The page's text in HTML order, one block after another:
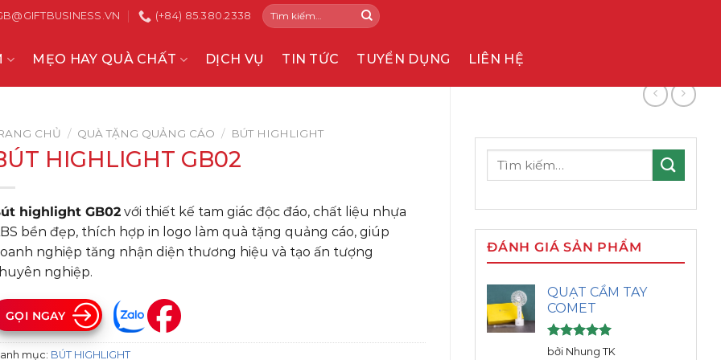
(+84) 85.380.2338
Tìm
kiếm:
MẸO HAY QUÀ CHẤT DỊCH VỤ TIN TỨC TUYỂN DỤNG LIÊN HỆ
Tìm
ĐÁNH GIÁ SẢN PHẨM
QUẠT CẦM TAY
COMET
Được xếp
bởi Nhung TK
CHỦ / QUÀ TẶNG QUẢNG CÁO / BÚT HIGHLIGHT
HIGHLIGHT GB02
highlight GB02 với thiết kế tam giác độc đáo, chất liệu nhựa
bền đẹp, thích hợp in logo làm quà tặng quảng cáo, giúp
nghiệp tăng nhận diện thương hiệu và tạo ấn tượng
nghiệp.
GỌI NGAY
mục: BÚT HIGHLIGHT